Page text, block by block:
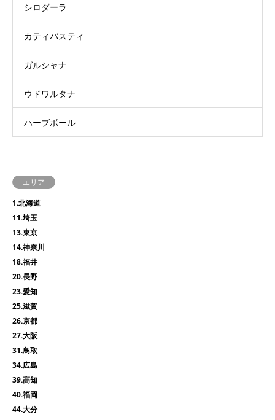
シロダーラ
カティバスティ
ガルシャナ
ウドワルタナ
ハーブボール
エリア
1.北海道
11.埼玉
13.東京
14.神奈川
18.福井
20.長野
23.愛知
25.滋賀
26.京都
27.大阪
31.鳥取
34.広島
39.高知
40.福岡
44.大分